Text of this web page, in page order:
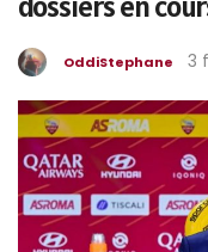
OddiStephane 3